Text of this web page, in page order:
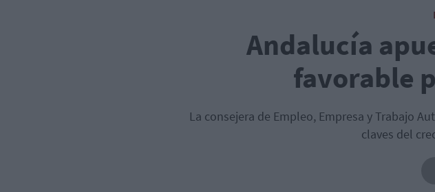
Andalucía
favorable
La consejera de Empleo, Empresa y Trabajo
claves del